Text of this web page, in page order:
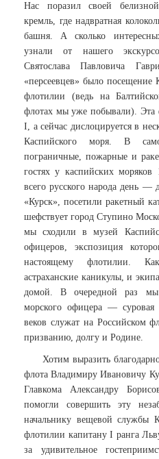
Нас поразил своей
кремль, где надвратная
башня. А сколько
узнали от нашего
Святослава Павловича
«персеевцев» было посещение
флотилии (ведь на
флотах мы уже побывали). Эта
I, а сейчас дислоцируется в
Каспийского моря. В
пограничные, пожарные и
гостях у каспийских
всего русского народа день —
«Курск», посетили ракетный
шефствует город Ступино
мы сходили в музей
офицеров, экспозиция
настоящему флотилии.
астраханские каникулы, и
домой. В очередной раз мы
морского офицера — суровая
веков служат на Российском
призванию, долгу и Родине.
Хотим выразить
флота Владимиру Ивановичу
Главкома Александру
помогли совершить эту
начальнику вещевой службы
флотилии капитану I ранга
за удивительное